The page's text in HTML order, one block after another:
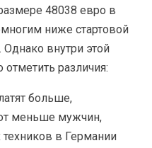
48038 евро в
ниже стартовой
внутри этой
различия:
больше,
меньше мужчин,
в Германии